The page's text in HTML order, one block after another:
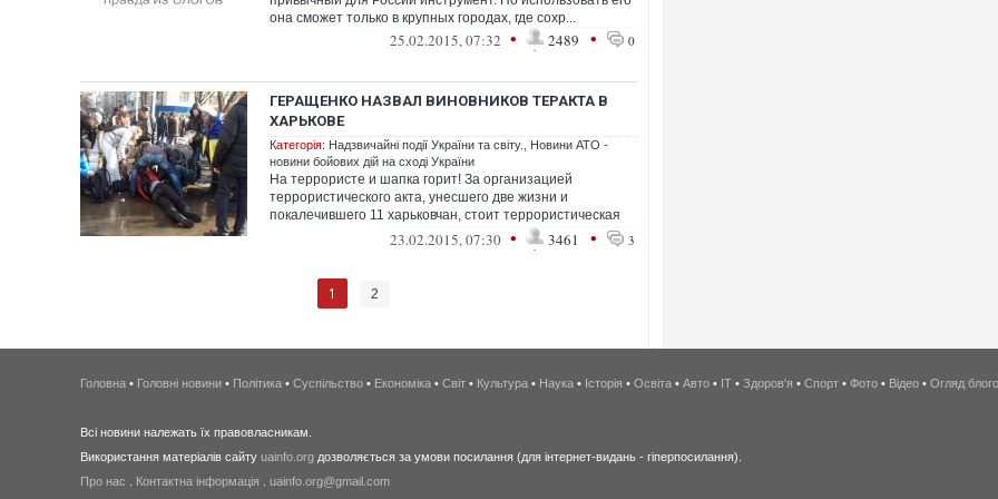
она сможет только в крупных городах, где сохр...
25.02.2015, 07:32 • 2489 • 0
ГЕРАЩЕНКО НАЗВАЛ ВИНОВНИКОВ ТЕРАКТА В
ХАРЬКОВЕ
Категорія: Надзвичайні події України та світу.
Новини АТО -
новини бойових дій на сході України
На террористе и шапка горит! За организацией
террористического акта, унесшего две жизни и
покалечившего 11 харьковчан, стоит террористическая
23.02.2015, 07:30 • 3461 • 3
1 2
Головна • Головні новини • Політика • Суспільство • Економіка • Світ • Культура • Наука • Історія • Освіта • Авто • IT • Здоров'я • Спорт • Фото • Відео • Огляд
Всі новини належать їх правовласникам.
Використання матеріалів сайту uainfo.org дозволяється за умови посилання (для інтернет-видань - гіперпосилання).
Про нас
Контактна інформація uainfo.org@gmail.com